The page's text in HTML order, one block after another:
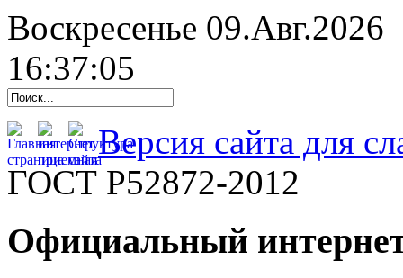
Воскресенье 09.Авг.2026
16:37:06
Версия сайта для
ГОСТ Р52872-2012
Официальный